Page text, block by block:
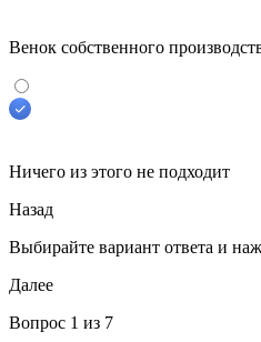
Венок собственного
Ничего из этого не подходит
Назад
Выбирайте вариант ответа и
Далее
Вопрос 1 из 7